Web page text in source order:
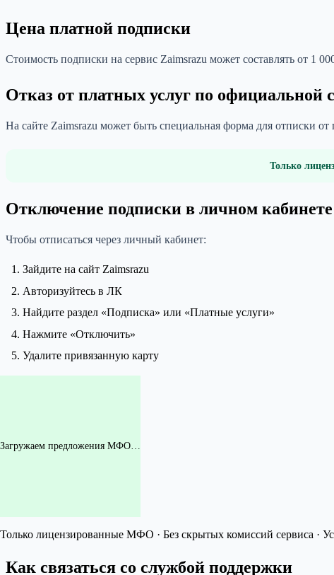
Цена платной подписки
Стоимость подписки на сервис Zaimsrazu может составлять от 1
Отказ от платных услуг по официальной
На сайте Zaimsrazu может быть специальная форма для отписки
Только
Отключение подписки в личном кабинете
Чтобы отписаться через личный кабинет:
Зайдите на сайт Zaimsrazu
Авторизуйтесь в ЛК
Найдите раздел «Подписка» или «Платные услуги»
Нажмите «Отключить»
Удалите привязанную карту
Загружаем предложения МФО…
Только лицензированные МФО · Без скрытых комиссий сервиса ·
Как связаться со службой поддержки